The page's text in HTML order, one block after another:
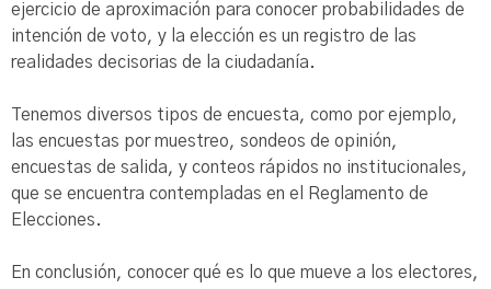
ejercicio de aproximación para conocer probabilidades de
intención de voto, y la elección es un registro de las
realidades decisorias de la ciudadanía.
Tenemos diversos tipos de encuesta, como por ejemplo,
las encuestas por muestreo, sondeos de opinión,
encuestas de salida, y conteos rápidos no institucionales,
que se encuentra contempladas en el Reglamento de
Elecciones.
En conclusión, conocer qué es lo que mueve a los electores,